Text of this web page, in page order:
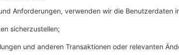
Anforderungen, verwenden wir die Benutzerdaten
sicherzustellen;
und anderen Transaktionen oder relevanten